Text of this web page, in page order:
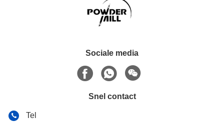
Sociale media
Snel contact
Tel